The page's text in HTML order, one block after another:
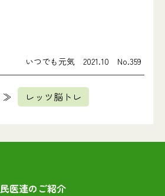
いつでも元気 2021.10 No.359
レッツ脳トレ
民医連のご紹介